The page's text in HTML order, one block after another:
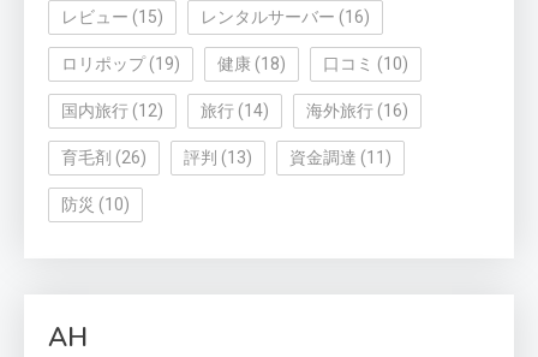
レビュー (15) レンタルサーバー (16)
ロリポップ(19) 健康 (18) 口コミ (10)
国内旅行 (12) 旅行 (14) 海外旅行 (16)
育毛剤 (26) 評判 (13) 資金調達 (11)
防災 (10)
AH